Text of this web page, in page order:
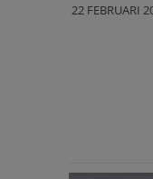
22 FEBRUARI